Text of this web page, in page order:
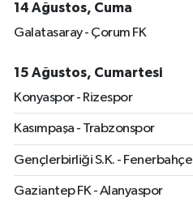
14 Ağustos, Cuma
Galatasaray - Çorum FK
15 Ağustos, Cumartesi
Konyaspor - Rizespor
Kasımpaşa - Trabzonspor
Gençlerbirliği S.K. - Fenerbahçe
Gaziantep FK - Alanyaspor